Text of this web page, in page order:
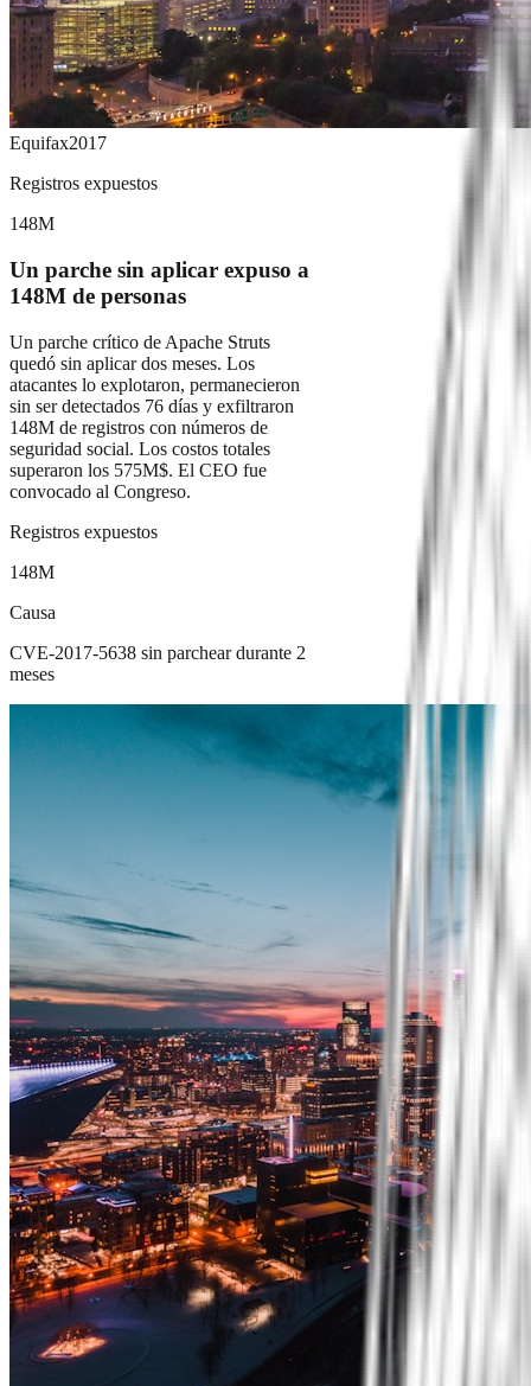
Equifax2017
Registros expuestos
148M
Un parche sin aplicar expuso a
148M de personas
Un parche crítico de Apache Struts
quedó sin aplicar dos meses. Los
atacantes lo explotaron, permanecieron
sin ser detectados 76 días y exfiltraron
148M de registros con números de
seguridad social. Los costos totales
superaron los 575M$. El CEO fue
convocado al Congreso.
Registros expuestos
148M
Causa
CVE-2017-5638 sin parchear durante 2
meses